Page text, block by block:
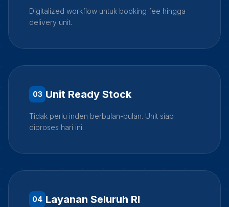
Digitalized workflow untuk booking fee hingga
delivery unit.
03 Unit Ready Stock
Tidak perlu inden berbulan-bulan. Unit siap
diproses hari ini.
04 Layanan Seluruh RI